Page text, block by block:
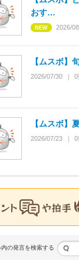
おす…
2026/
【ムスボ】
2026/07/30 0
【ムスボ】
2026/07/23 0
の発言を検索する